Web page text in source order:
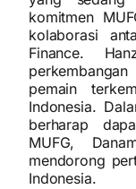
komitmen
kolaborasi
Finance.
pemain
Indonesia.
berharap
MUFG,
mendorong
Indonesia.